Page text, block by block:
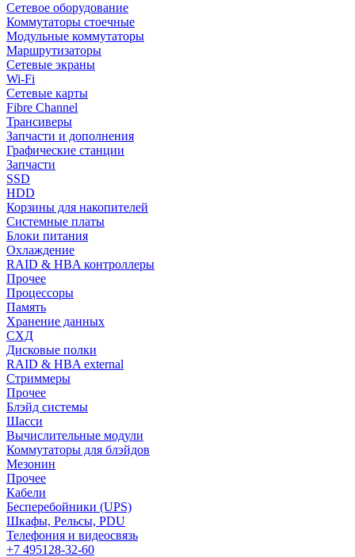
Сетевое оборудование
Коммутаторы стоечные
Модульные коммутаторы
Маршрутизаторы
Сетевые экраны
Wi-Fi
Сетевые карты
Fibre Channel
Трансиверы
Запчасти и дополнения
Графические станции
Запчасти
SSD
HDD
Корзины для накопителей
Системные платы
Блоки питания
Охлаждение
RAID & HBA контроллеры
Прочее
Процессоры
Память
Хранение данных
СХД
Дисковые полки
RAID & HBA external
Стриммеры
Прочее
Блэйд системы
Шасси
Вычислительные модули
Коммутаторы для блэйдов
Мезонин
Прочее
Кабели
Бесперебойники (UPS)
Шкафы, Рельсы, PDU
Телефония и видеосвязь
+7 495128-32-60